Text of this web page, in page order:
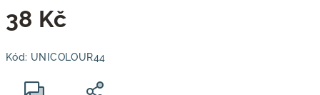
38 Kč
cena:
Kód: UNICOLOUR44